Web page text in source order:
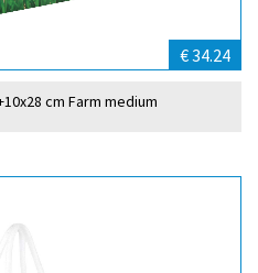
€ 34.24
cm Farm medium